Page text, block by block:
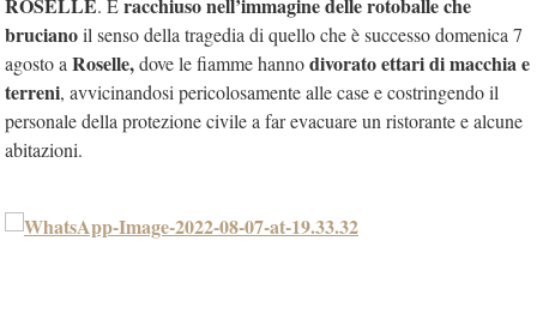
. È
brucianoil senso della tragedia di quello che è successo domenica 7
agosto a Roselle,dove le fiamme hannodivorato ettari di macchia e
terreni, avvicinandosi pericolosamente alle case e costringendo il
personale della protezione civile a far evacuare un ristorante e alcune
abitazioni.